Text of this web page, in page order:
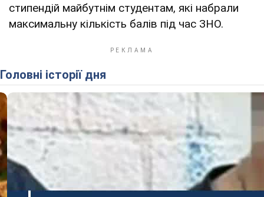
стипендій майбутнім студентам, які набрали
максимальну кількість балів під час ЗНО.
Головні історії дня